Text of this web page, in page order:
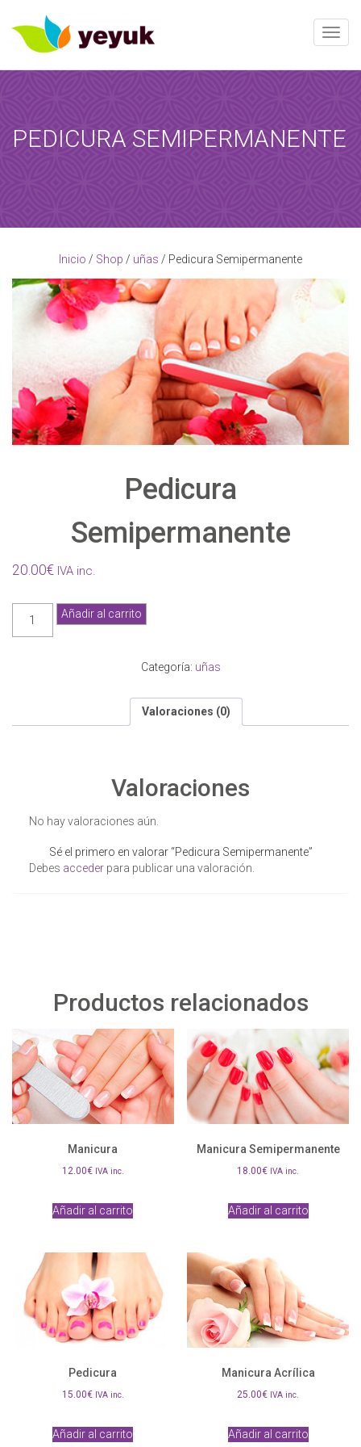
PEDICURA SEMIPERMANENTE
Inicio / Shop / uñas / Pedicura Semipermanente
Pedicura
Semipermanente
20.00€ IVA inc.
Semipermanente
cantidad
Añadir al carrito
Categoría: uñas
Valoraciones (0)
Valoraciones
No hay valoraciones aún.
Sé el primero en valorar “Pedicura Semipermanente”
Debes acceder para publicar una valoración.
Productos relacionados
Manicura
12.00€ IVA inc.
Añadir al carrito
Manicura Semipermanente
18.00€ IVA inc.
Añadir al carrito
Pedicura
15.00€ IVA inc.
Añadir al carrito
Manicura Acrílica
25.00€ IVA inc.
Añadir al carrito